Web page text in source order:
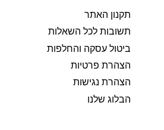
תקנון האתר
תשובות לכל השאלות
ביטול עסקה והחלפות
הצהרת פרטיות
הצהרת נגישות
הבלוג שלנו